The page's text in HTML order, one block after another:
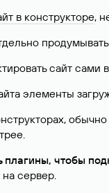
в конструкторе,
сайт сами
элементы
плагины, чтобы
сервер.